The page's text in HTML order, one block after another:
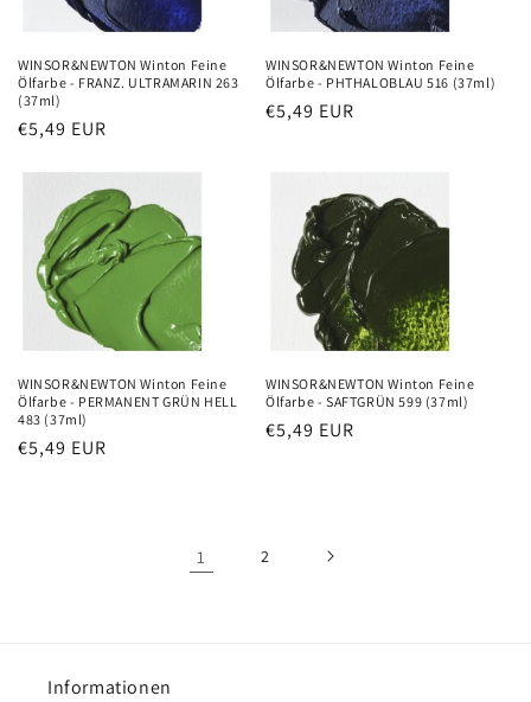
WINSOR&NEWTON Winton Feine
Ölfarbe - FRANZ. ULTRAMARIN 263
(37ml)
Precio
€5,49 EUR
WINSOR&NEWTON Winton Feine
Ölfarbe - PHTHALOBLAU 516 (37ml)
Precio
€5,49 EUR
WINSOR&NEWTON Winton Feine
Ölfarbe - PERMANENT GRÜN HELL
483 (37ml)
Precio
€5,49 EUR
WINSOR&NEWTON Winton Feine
Ölfarbe - SAFTGRÜN 599 (37ml)
Precio
€5,49 EUR
1 2
Informationen